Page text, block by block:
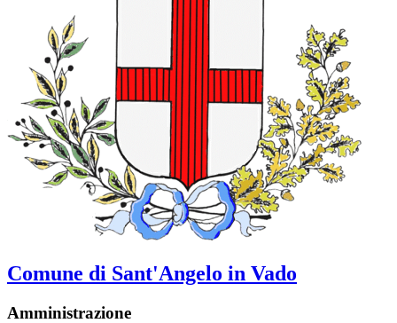
Comune di Sant'Angelo in Vado
Amministrazione